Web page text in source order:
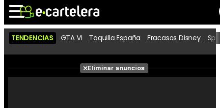
Noticias Cartelera
Películas
TENDENCIAS GTA VI Taquilla España Fracasos Disney
Eliminar anuncios